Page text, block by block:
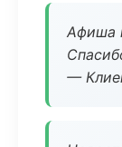
Афиша
—